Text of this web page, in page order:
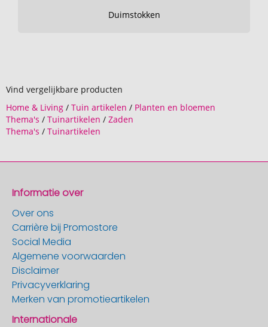
Duimstokken
Vind vergelijkbare producten
Home & Living / Tuin artikelen / Planten en bloemen
Thema's / Tuinartikelen / Zaden
Thema's / Tuinartikelen
Informatie over
Over ons
Carrière bij Promostore
Social Media
Algemene voorwaarden
Disclaimer
Privacyverklaring
Merken van promotieartikelen
Internationale